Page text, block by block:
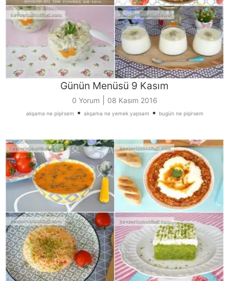
Günün Menüsü 9 Kasım
0 Yorum 08 Kasım 2016
akşama ne pişirsem • akşama ne yemek yapsam • bugün ne pişirsem